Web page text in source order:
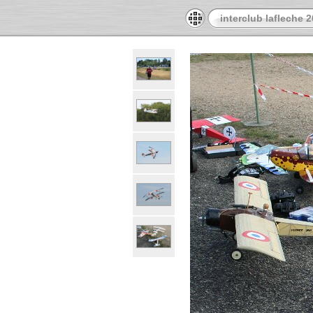
interclub lafleche